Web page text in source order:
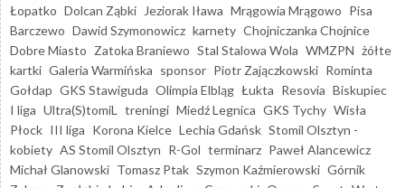
Łopatko Dolcan Ząbki Jeziorak Iława Mrągowia Mrągowo Pisa
Barczewo Dawid Szymonowicz karnety Chojniczanka Chojnice
Dobre Miasto Zatoka Braniewo Stal Stalowa Wola WMZPN żółte
kartki Galeria Warmińska sponsor Piotr Zajączkowski Rominta
Gołdap GKS Stawiguda Olimpia Elbląg Łukta Resovia Biskupiec
I liga Ultra(S)tomiL treningi Miedź Legnica GKS Tychy Wisła
Płock III liga Korona Kielce Lechia Gdańsk Stomil Olsztyn -
kobiety AS Stomil Olsztyn R-Gol terminarz Paweł Alancewicz
Michał Glanowski Tomasz Ptak Szymon Kaźmierowski Górnik